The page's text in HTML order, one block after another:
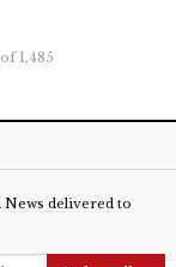
of 1,485
News delivered to